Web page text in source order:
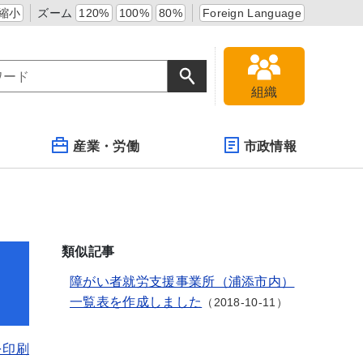
小 ズーム 120% 100% 80% Foreign Language
組織
産業・労働 市政情報
刷
類似記事
障がい者就労支援事業所（浦添市内）
一覧表を作成しました
2018-10-11